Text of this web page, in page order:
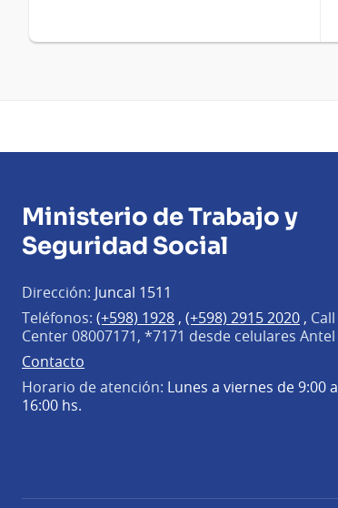
Ministerio de Trabajo y
Seguridad Social
Dirección: Juncal 1511
Teléfonos: (+598) 1928 , (+598) 2915 2020 , Call
Center 08007171, *7171 desde celulares Antel
Contacto
Horario de atención: Lunes a viernes de 9:00 a
16:00 hs.